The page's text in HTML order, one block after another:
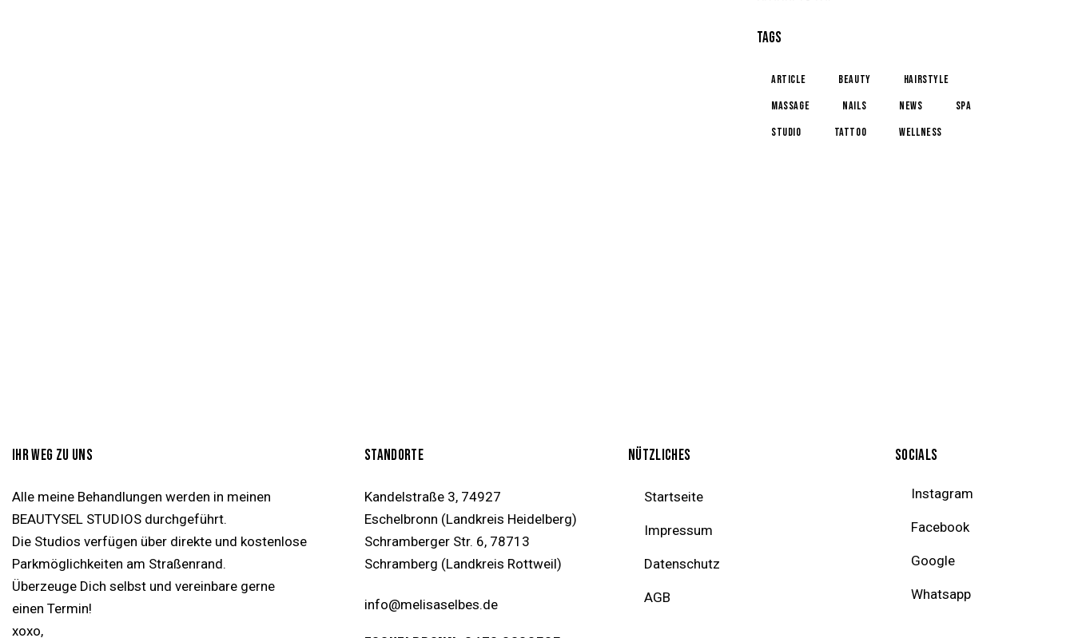
TAGS
article beauty
hairstyle
massage
nails news
spa
studio
tattoo wellness
IHR WEG ZU UNS
Alle meine Behandlungen werden in meinen
BEAUTYSEL STUDIOS durchgeführt.
Die Studios verfügen über direkte und kostenlose
Parkmöglichkeiten am Straßenrand.
Überzeuge Dich selbst und vereinbare gerne
einen Termin!
xoxo,
STANDORTE
Kandelstraße 3, 74927
Eschelbronn (Landkreis Heidelberg)
Schramberger Str. 6, 78713
Schramberg (Landkreis Rottweil)
info@melisaselbes.de
NÜTZLICHES
Startseite
Impressum
Datenschutz
AGB
SOCIALS
Instagram
Facebook
Google
Whatsapp